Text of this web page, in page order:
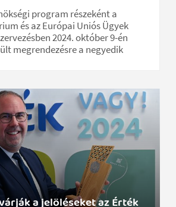
program részeként a
és az Európai Uniós Ügyek
2024. október 9-én
megrendezésre a negyedik
a jelöléseket az Érték